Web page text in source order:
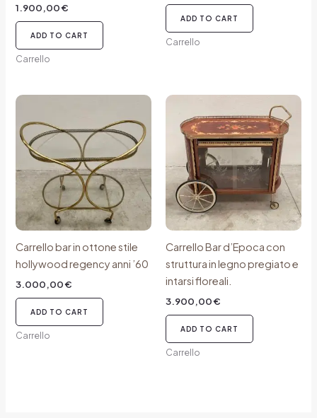
1.900,00€
ADD TO CART
Carrello
ADD TO CART
Carrello
Carrello bar in ottone stile
hollywood regency anni ’60
3.000,00€
ADD TO CART
Carrello
Carrello Bar d’Epoca con
struttura in legno pregiato e
intarsi floreali.
3.900,00€
ADD TO CART
Carrello